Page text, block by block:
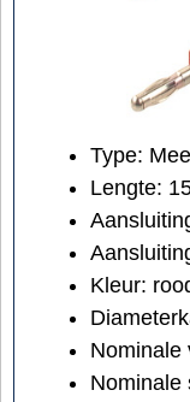
Type:
Lengte:
Kleur:
Nominale
Nominale